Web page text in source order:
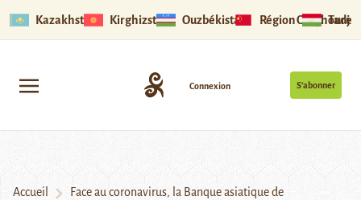
Kazakhstan Kirghizstan Ouzbékistan Région Ouïghoure
S’abonner
Connexion
Accueil
Face au coronavirus, la Banque asiatique de